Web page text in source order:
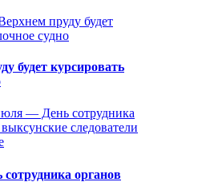
будет курсировать
органов